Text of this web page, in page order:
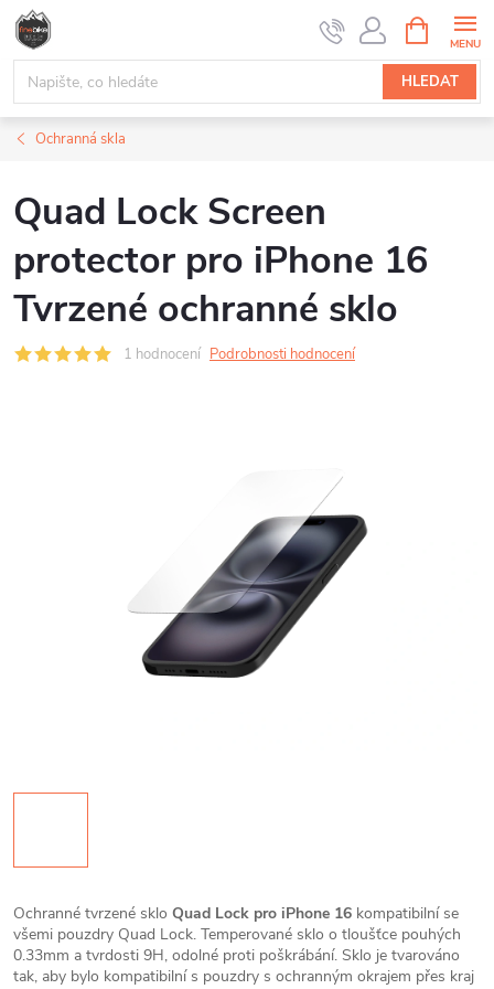
Přejít
obsah
HLEDAT
NÁKUPNÍ
KOŠÍK
Ochranná skla
Quad Lock Screen
protector pro iPhone 16
Tvrzené ochranné sklo
1 hodnocení Podrobnosti hodnocení
Ochranné tvrzené sklo Quad Lock pro iPhone 16 kompatibilní se
všemi pouzdry Quad Lock. Temperované sklo o tloušťce pouhých
0.33mm a tvrdosti 9H, odolné proti poškrábání. Sklo je tvarováno
tak, aby bylo kompatibilní s pouzdry s ochranným okrajem přes kraj